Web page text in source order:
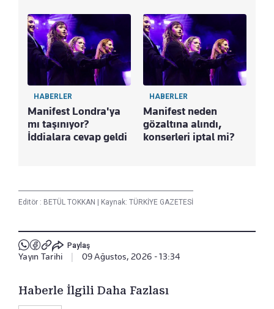
HABERLER
Manifest Londra'ya
mı taşınıyor?
İddialara cevap geldi
HABERLER
Manifest neden
gözaltına alındı,
konserleri iptal mi?
Editör : BETÜL TOKKAN | Kaynak: TÜRKİYE GAZETESİ
Paylaş
Yayın Tarihi 09 Ağustos, 2026 - 13:34
Haberle İlgili Daha Fazlası